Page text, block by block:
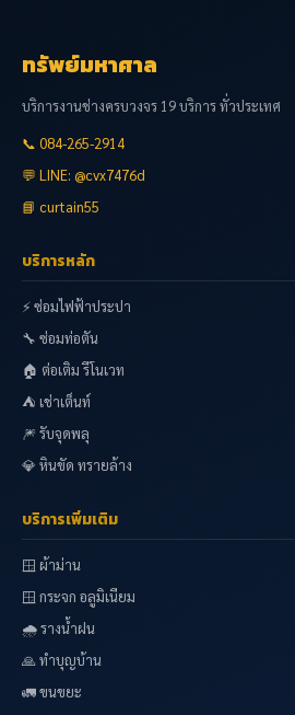
ทรัพย์มหาศาล
บริการงานช่างครบวงจร 19 บริการ ทั่วประเทศ
📞 084-265-2914
💬 LINE: @cvx7476d
📘 curtain55
บริการหลัก
⚡ ซ่อมไฟฟ้าประปา
🔧 ซ่อมท่อตัน
🏠 ต่อเติม รีโนเวท
⛺ เช่าเต็นท์
🎆 รับจุดพลุ
💎 หินขัด ทรายล้าง
บริการเพิ่มเติม
🪟 ผ้าม่าน
🪟 กระจก อลูมิเนียม
🌧️ รางน้ำฝน
🙏 ทำบุญบ้าน
🚛 ขนขยะ